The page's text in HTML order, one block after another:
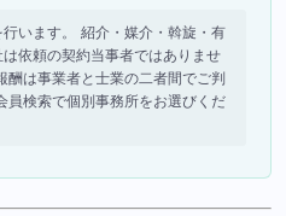
います。 紹介・媒介・斡旋・有
依頼の契約当事者ではありませ
酬は事業者と士業の二者間でご判
員検索で個別事務所をお選びくだ